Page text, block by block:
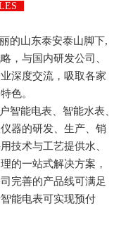
的山东泰安泰山脚下,
，与国内研发公司、
深度交流，吸取各家
色。
能电表、智能水表、
器的研发、生产、销
技术与工艺提供水、
的一站式解决方案，
完善的产品线可满足
能电表可实现预付